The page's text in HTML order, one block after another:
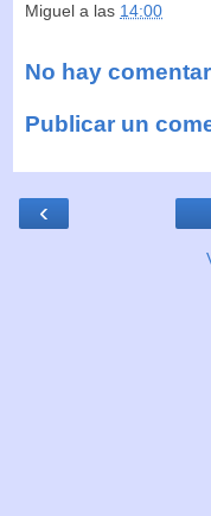
Miguel a las 14:00
No hay
Publicar un
‹